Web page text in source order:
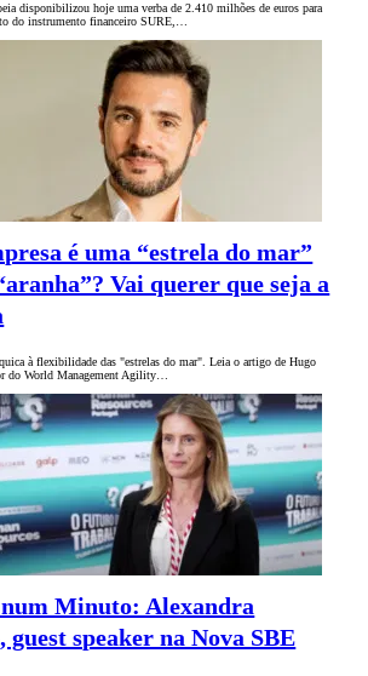
disponibilizou hoje uma verba de 2.410 milhões de euros para
do instrumento financeiro SURE,…
é uma “estrela do mar”
Vai querer que seja a
à flexibilidade das "estrelas do mar". Leia o artigo de Hugo
do World Management Agility…
Minuto: Alexandra
guest speaker na Nova SBE